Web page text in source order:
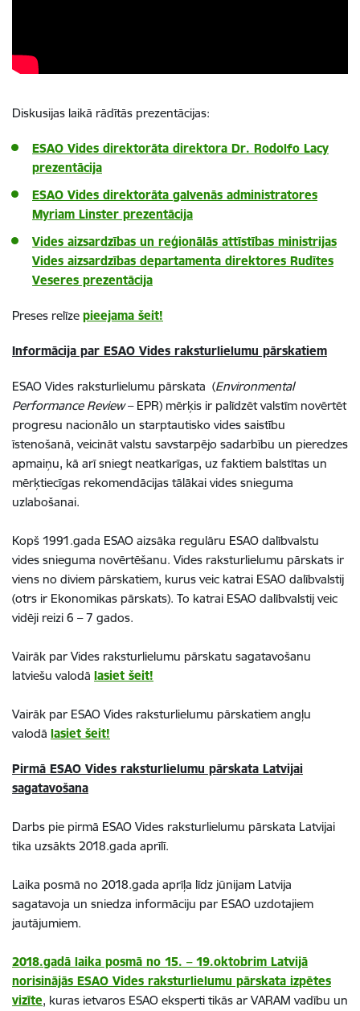
Diskusijas laikā rādītās prezentācijas:
ESAO Vides direktorāta direktora Dr. Rodolfo Lacy
prezentācija
ESAO Vides direktorāta galvenās administratores
Myriam Linster prezentācija
Vides aizsardzības un reģionālās attīstības ministrijas
Vides aizsardzības departamenta direktores Rudītes
Veseres prezentācija
Preses relīze pieejama šeit!
Informācija par ESAO Vides raksturlielumu pārskatiem
ESAO Vides raksturlielumu pārskata (Environmental
Performance Review– EPR) mērķis ir palīdzēt valstīm novērtēt
progresu nacionālo un starptautisko vides saistību
īstenošanā, veicināt valstu savstarpējo sadarbību un pieredzes
apmaiņu, kā arī sniegt neatkarīgas, uz faktiem balstītas un
mērķtiecīgas rekomendācijas tālākai vides snieguma
uzlabošanai.
Kopš 1991.gada ESAO aizsāka regulāru ESAO dalībvalstu
vides snieguma novērtēšanu. Vides raksturlielumu pārskats ir
viens no diviem pārskatiem, kurus veic katrai ESAO dalībvalstij
(otrs ir Ekonomikas pārskats). To katrai ESAO dalībvalstij veic
vidēji reizi 6 – 7 gados.
Vairāk par Vides raksturlielumu pārskatu sagatavošanu
latviešu valodā lasiet šeit!
Vairāk par ESAO Vides raksturlielumu pārskatiem angļu
valodā lasiet šeit!
Pirmā ESAO Vides raksturlielumu pārskata Latvijai
sagatavošana
Darbs pie pirmā ESAO Vides raksturlielumu pārskata Latvijai
tika uzsākts 2018.gada aprīlī.
Laika posmā no 2018.gada aprīļa līdz jūnijam Latvija
sagatavoja un sniedza informāciju par ESAO uzdotajiem
jautājumiem.
2018.gadā laika posmā no 15. – 19.oktobrim Latvijā
norisinājās ESAO Vides raksturlielumu pārskata izpētes
vizīte, kuras ietvaros ESAO eksperti tikās ar VARAM vadību un